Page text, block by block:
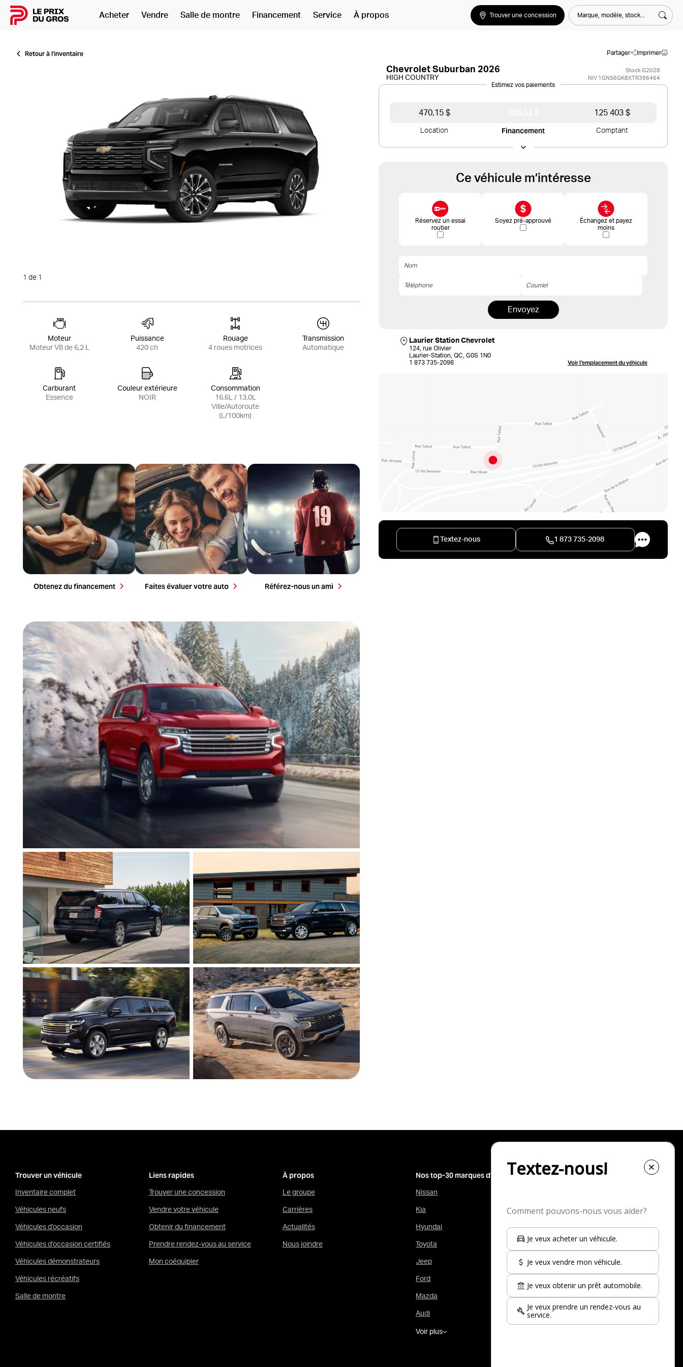
Accueil Acheter Vendre Salle de montre Financement Service À propos Trouver une concession
Marque, modèle, stock...
Retour à l'inventaire Partager Imprimer
1 de 1
Moteur
Moteur V8 de 6,2 L
Puissance
420 ch
Rouage
4 roues motrices
Transmission
Automatique
Carburant
Essence
Couleur extérieure
NOIR
Consommation
16.6L / 13.0L
Ville/Autoroute
(L/100km)
Faites votre demande de financement
maintenant. Notre équipe est là pour
vous.
Obtenez du financement
Obtenez une évaluation rapide de la
valeur de votre véhicule. On l’achète
au meilleur prix.
Faites évaluer votre auto
Référez-nous un parent ou un ami et
obtenez jusqu’à 200 $ par référence.
Référez-nous un ami
Demandez du financement maintenant!
Soyez sans crainte. Nous ne partagerons ou ne vendrons jamais vos informations personnelles.Politique de confidentialité.
Soumettre
Chevrolet Suburban 2026 Stock G2028
HIGH COUNTRY NIV 1GNS6GK8XTR396464
Estimez vos paiements
470,15 $ 125 403 $
Location Financement Comptant
Ce véhicule m’intéresse
Réservez un essai
routier
Soyez pré-approuvé
Échangez et payez
moins
Envoyez
Laurier Station Chevrolet
124, rue Olivier
Laurier-Station, QC, G0S 1N0
1 873 735-2098
Voir l’emplacementdu véhicule
Textez-nous 1 873 735-2098
Trouver un véhicule
Inventaire complet
Véhicules neufs
Véhicules d’occasion
Véhicules d’occasion certifiés
Véhicules démonstrateurs
Véhicules récréatifs
Salle de montre
Liens rapides
Trouver une concession
Vendre votre véhicule
Obtenir du financement
Prendre rendez-vous au service
Mon coéquipier
À propos
Le groupe
Carrières
Actualités
Nous joindre
Nos top-30 marques d'occasion
Nissan
Kia
Hyundai
Toyota
Jeep
Ford
Mazda
Audi
Voir plus
Nos top-30 modèles d'occasion
Toyota Corolla à vendre
Jeep Wrangler à vendre
Nissan Qashqai à vendre
Toyota Rav 4 à vendre
INEOS Grenadier à vendre